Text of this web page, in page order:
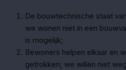
De bouwtechnische staat
we wonen niet in een
is mogelijk;
Bewoners helpen elkaar en
getrokken; we willen niet